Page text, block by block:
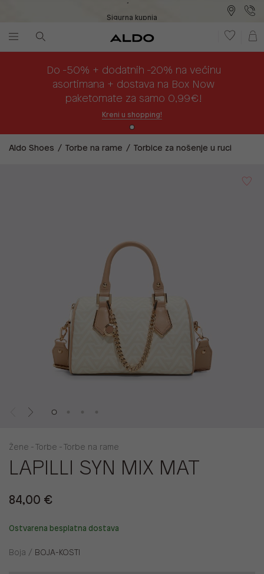
Do -50% + dodatnih -20% na većinu
asortimana + dostava na Box Now
paketomate za samo 0,99€!
Kreni u shopping!
Aldo Shoes Torbe na rame Torbice za nošenje u ruci
Žene - Torbe - Torbe na rame
LAPILLI SYN MIX MAT
84,00 €
Ostvarena besplatna dostava
Boja / BOJA-KOSTI